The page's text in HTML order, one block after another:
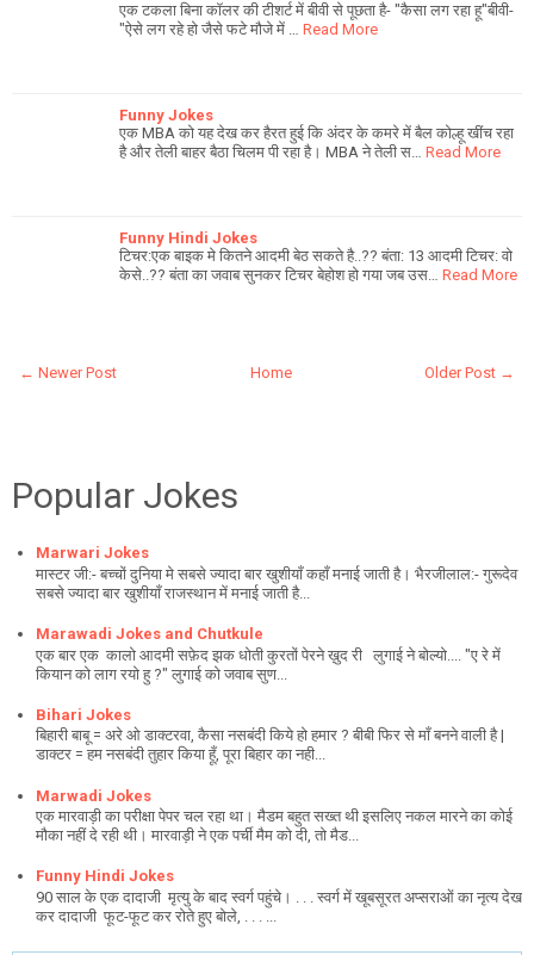
एक टकला बिना कॉलर की टीशर्ट में बीवी से पूछता है- "कैसा लग रहा हू"बीवी-
"ऐसे लग रहे हो जैसे फटे मौजे में … Read More
Funny Jokes
एक MBA को यह देख कर हैरत हुई कि अंदर के कमरे में बैल कोल्हू खींच रहा
है और तेली बाहर बैठा चिलम पी रहा है। MBA ने तेली स… Read More
Funny Hindi Jokes
टिचर:एक बाइक मे कितने आदमी बेठ सकते है..?? बंता: 13 आदमी टिचर: वो
केसे..?? बंता का जवाब सुनकर टिचर बेहोश हो गया जब उस… Read More
← Newer Post Older Post →
Home
Popular Jokes
Marwari Jokes
मास्टर जी:- बच्चों दुनिया मे सबसे ज्यादा बार खुशीयाँ कहाँ मनाई जाती है। भैरजीलाल:- गुरूदेव
सबसे ज्यादा बार खुशीयाँ राजस्थान में मनाई जाती है...
Marawadi Jokes and Chutkule
एक बार एक कालो आदमी सफ़ेद झक धोती कुरतों पेरने ख़ुद री लुगाई ने बोल्यो.... "ए रे में
कियान को लाग रयो हु ?" लुगाई को जवाब सुण...
Bihari Jokes
बिहारी बाबू = अरे ओ डाक्टरवा, कैसा नसबंदी किये हो हमार ? बीबी फिर से माँ बनने वाली है |
डाक्टर = हम नसबंदी तुहार किया हूँ, पूरा बिहार का नही...
Marwadi Jokes
एक मारवाड़ी का परीक्षा पेपर चल रहा था। मैडम बहुत सख्त थी इसलिए नकल मारने का कोई
मौका नहीं दे रही थी। मारवाड़ी ने एक पर्ची मैम को दी, तो मैड...
Funny Hindi Jokes
90 साल के एक दादाजी मृत्यु के बाद स्वर्ग पहुंचे। . . . स्वर्ग में खूबसूरत अप्सराओं का नृत्य देख
कर दादाजी फूट-फूट कर रोते हुए बोले, . . . ...